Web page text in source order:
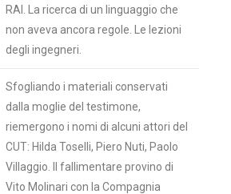
RAI. La ricerca di un linguaggio che
non aveva ancora regole. Le lezioni
degli ingegneri.
Sfogliando i materiali conservati
dalla moglie del testimone,
riemergono i nomi di alcuni attori del
CUT: Hilda Toselli, Piero Nuti, Paolo
Villaggio. Il fallimentare provino di
Vito Molinari con la Compagnia